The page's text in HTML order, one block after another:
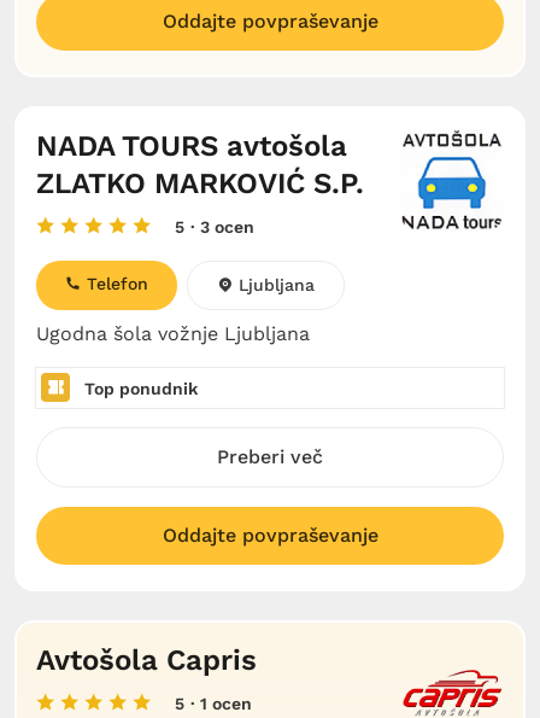
Oddajte povpraševanje
NADA TOURS avtošola
ZLATKO MARKOVIĆ S.P.
5 · 3 ocen
Ugodna šola vožnje Ljubljana
Telefon Ljubljana
Top ponudnik
Preberi več
Oddajte povpraševanje
Avtošola Capris
5 · 1 ocen